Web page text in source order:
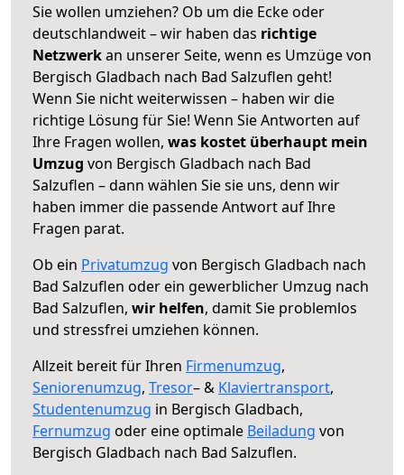
Sie wollen umziehen? Ob um die Ecke oder
deutschlandweit – wir haben das richtige
Netzwerkan unserer Seite, wenn es Umzüge von
Bergisch Gladbach nach Bad Salzuflen geht!
Wenn Sie nicht weiterwissen – haben wir die
richtige Lösung für Sie! Wenn Sie Antworten auf
Ihre Fragen wollen, was kostet überhaupt mein
Umzug von Bergisch Gladbach nach Bad
Salzuflen – dann wählen Sie sie uns, denn wir
haben immer die passende Antwort auf Ihre
Fragen parat.
Ob ein Privatumzug von Bergisch Gladbach nach
Bad Salzuflen oder ein gewerblicher Umzug nach
Bad Salzuflen, wir helfen, damit Sie problemlos
und stressfrei umziehen können.
Allzeit bereit für Ihren Firmenumzug,
Seniorenumzug, Tresor– & Klaviertransport,
Studentenumzug in Bergisch Gladbach,
Fernumzug oder eine optimale Beiladung von
Bergisch Gladbach nach Bad Salzuflen.